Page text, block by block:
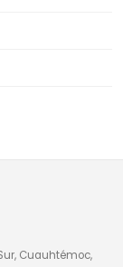
Cuauhtémoc,